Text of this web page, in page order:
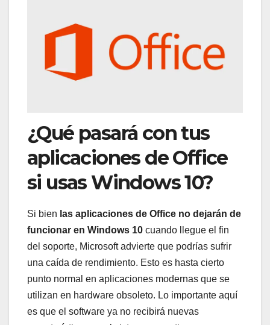
¿Qué pasará con tus
aplicaciones de Office
si usas Windows 10?
Si bien las aplicaciones de Office no dejarán de
funcionar en Windows 10 cuando llegue el fin
del soporte, Microsoft advierte que podrías sufrir
una caída de rendimiento. Esto es hasta cierto
punto normal en aplicaciones modernas que se
utilizan en hardware obsoleto. Lo importante aquí
es que el software ya no recibirá nuevas